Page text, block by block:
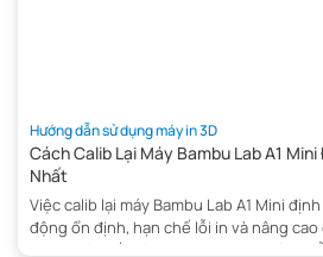
Hướng dẫn sử dụng máy in 3D
Cách Calib Lại Máy Bambu Lab A1
Nhất
Việc calib lại máy Bambu Lab A1 Mini
động ổn định, hạn chế lỗi in và nâng
Trong bài viết này, bạn sẽ được hướng